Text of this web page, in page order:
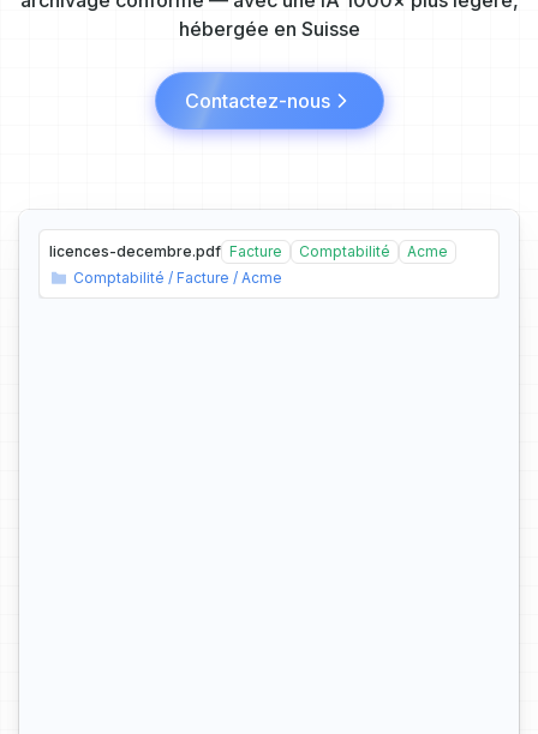
hébergée en Suisse
Contactez-nous
licences-decembre.pdf Facture Comptabilité
Acme
Comptabilité / Facture / Acme
Licences-202